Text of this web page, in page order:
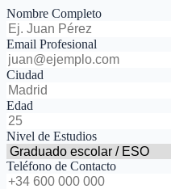
Nombre Completo
Email Profesional
Ciudad
Edad
Nivel de Estudios
Teléfono de Contacto